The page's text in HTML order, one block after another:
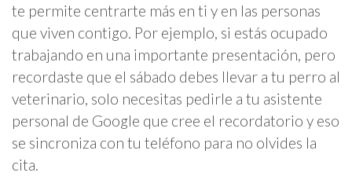
te permite centrarte más en ti y en las personas
que viven contigo. Por ejemplo, si estás ocupado
trabajando en una importante presentación, pero
recordaste que el sábado debes llevar a tu perro al
veterinario, solo necesitas pedirle a tu asistente
personal de Google que cree el recordatorio y eso
se sincroniza con tu teléfono para no olvides la
cita.